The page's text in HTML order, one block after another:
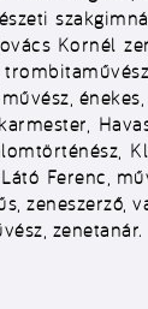
Kornél
énekes,
karmester,
Látó Ferenc,
zeneszerző,
zenetanár.